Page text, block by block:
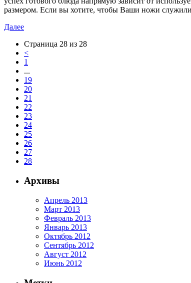
размером. Если вы хотите, чтобы Ваши ножи
Далее
Страница 28 из 28
<
1
...
19
20
21
22
23
24
25
26
27
28
Архивы
Апрель 2013
Март 2013
Февраль 2013
Январь 2013
Октябрь 2012
Сентябрь 2012
Август 2012
Июнь 2012